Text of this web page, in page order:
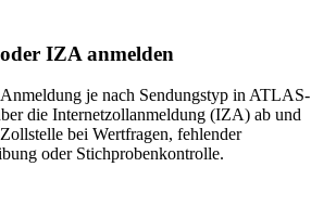
IZA anmelden
je nach Sendungstyp in ATLAS-
die Internetzollanmeldung (IZA) ab und
bei Wertfragen, fehlender
oder Stichprobenkontrolle.